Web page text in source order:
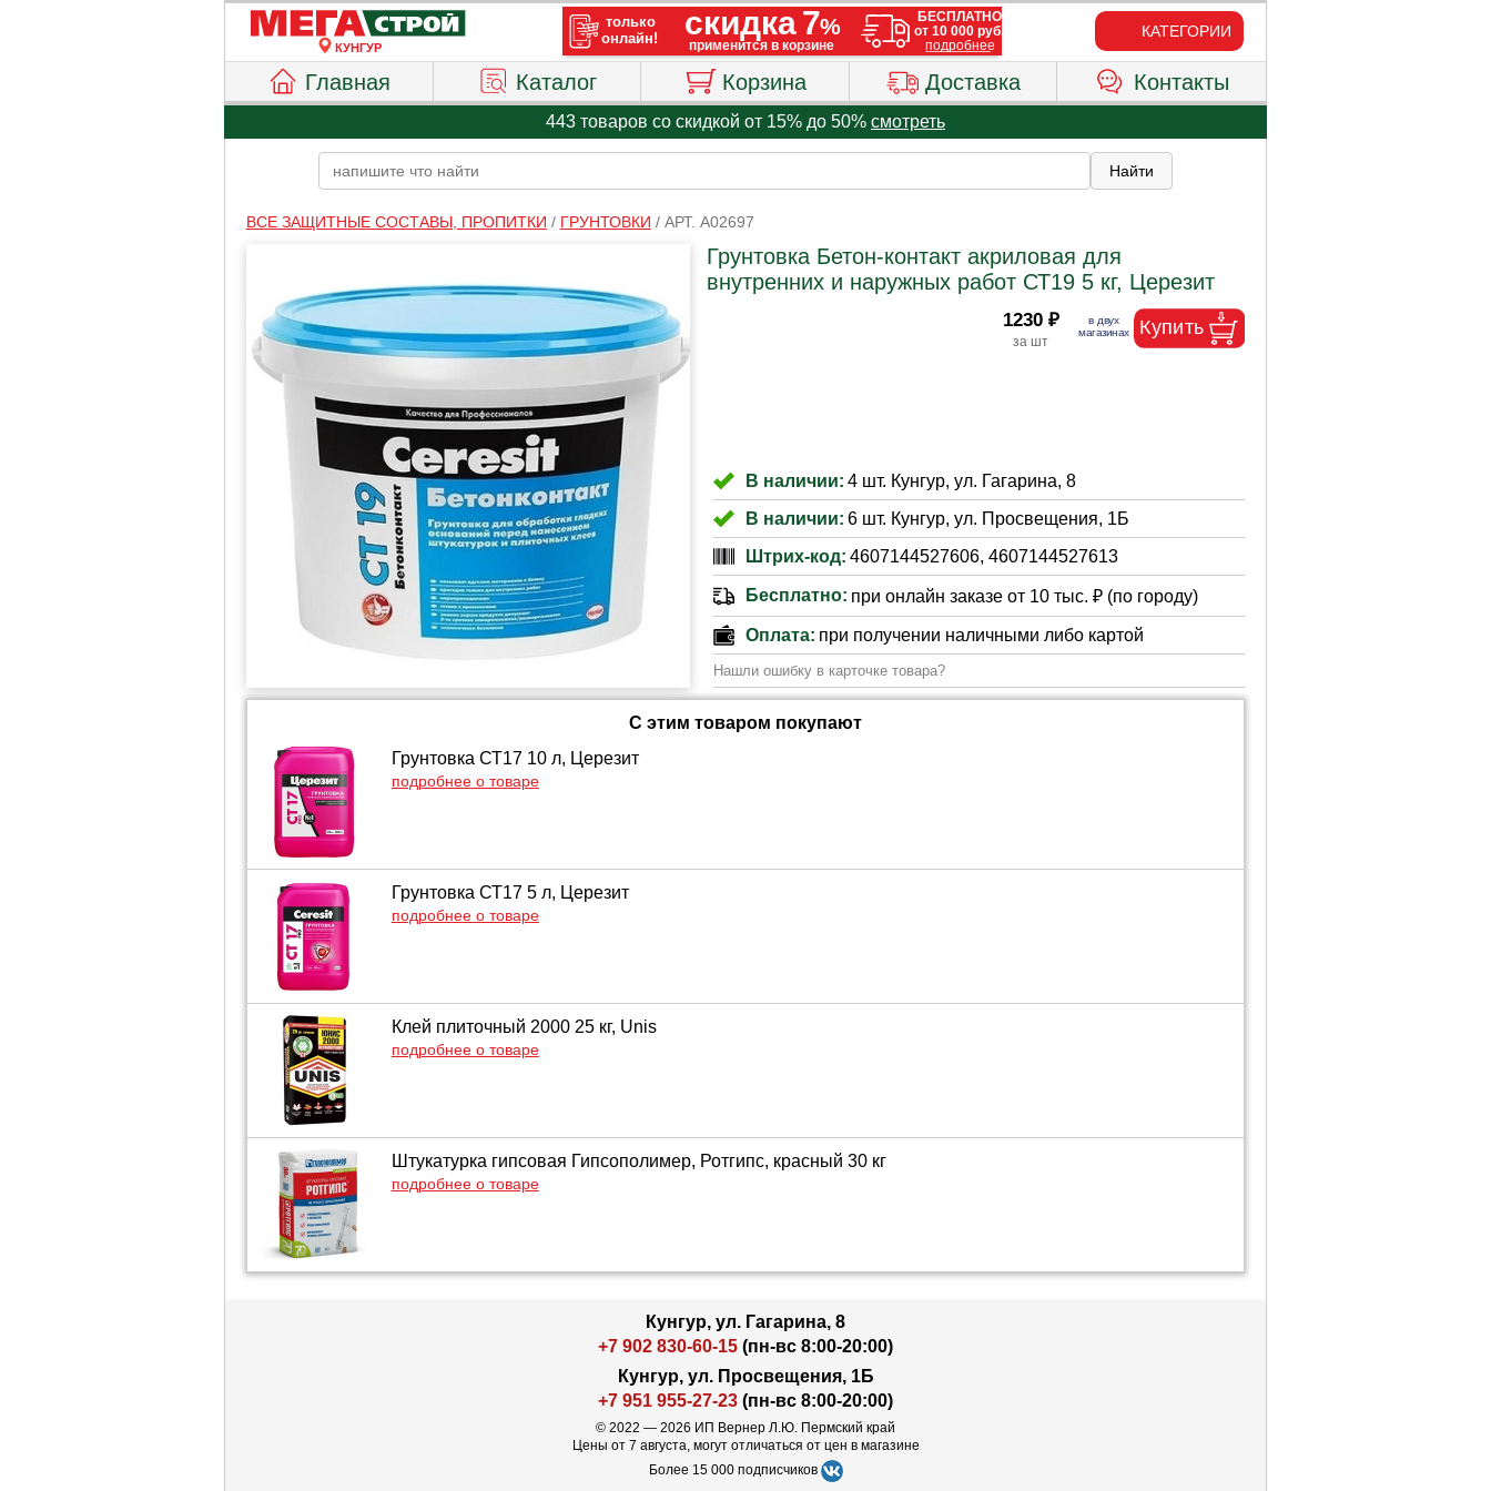
КУНГУР
КАТЕГОРИИ
Главная Каталог Корзина Доставка Контакты
443 товаров со скидкой от 15% до 50% смотреть
ВСЕ ЗАЩИТНЫЕ СОСТАВЫ, ПРОПИТКИ / ГРУНТОВКИ / АРТ. A02697
Грунтовка Бетон-контакт акриловая для
внутренних и наружных работ СТ19 5 кг, Церезит
1230 ₽
В наличии: 4 шт. Кунгур, ул. Гагарина, 8
В наличии: 6 шт. Кунгур, ул. Просвещения, 1Б
Штрих-код: 4607144527606, 4607144527613
Бесплатно: при онлайн заказе от 10 тыс. ₽ (по городу)
Оплата: при получении наличными либо картой
Нашли ошибку в карточке товара?
С этим товаром покупают
Грунтовка СТ17 10 л, Церезит
подробнее о товаре
Грунтовка СТ17 5 л, Церезит
подробнее о товаре
Клей плиточный 2000 25 кг, Unis
подробнее о товаре
Штукатурка гипсовая Гипсополимер, Ротгипс, красный 30 кг
подробнее о товаре
Кунгур, ул. Гагарина, 8
+7 902 830-60-15 (пн-вс 8:00-20:00)
Кунгур, ул. Просвещения, 1Б
+7 951 955-27-23 (пн-вс 8:00-20:00)
© 2022 — 2026 ИП Вернер Л.Ю. Пермский край
Цены от 7 августа, могут отличаться от цен в магазине
Более 15 000 подписчиков